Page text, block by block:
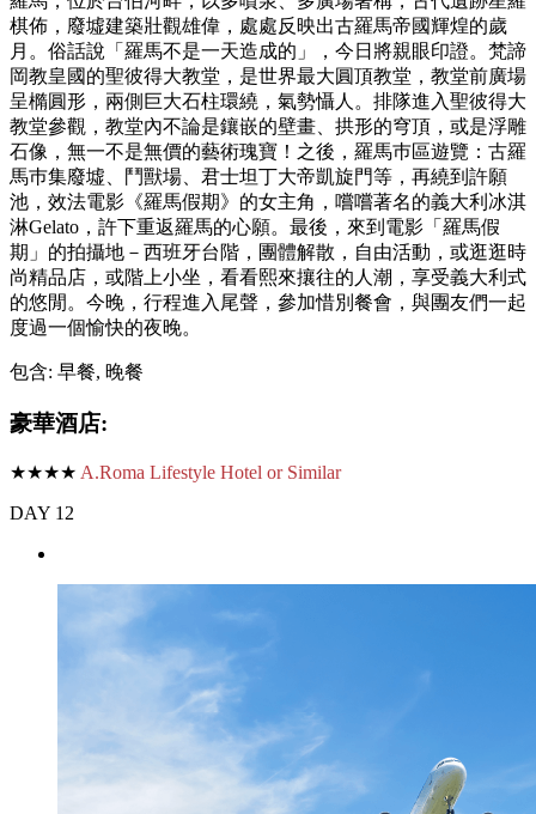
棋佈，廢墟建築壯觀雄偉，處處反映出古羅馬帝國輝煌的歲
月。俗話說「羅馬不是一天造成的」，今日將親眼印證。梵諦
岡教皇國的聖彼得大教堂，是世界最大圓頂教堂，教堂前廣場
呈橢圓形，兩側巨大石柱環繞，氣勢懾人。排隊進入聖彼得大
教堂參觀，教堂內不論是鑲嵌的壁畫、拱形的穹頂，或是浮雕
石像，無一不是無價的藝術瑰寶！之後，羅馬巿區遊覽：古羅
馬巿集廢墟、鬥獸場、君士坦丁大帝凱旋門等，再繞到許願
池，效法電影《羅馬假期》的女主角，嚐嚐著名的義大利冰淇
淋Gelato，許下重返羅馬的心願。最後，來到電影「羅馬假
期」的拍攝地－西班牙台階，團體解散，自由活動，或逛逛時
尚精品店，或階上小坐，看看熙來攘往的人潮，享受義大利式
的悠閒。今晚，行程進入尾聲，參加惜別餐會，與團友們一起
度過一個愉快的夜晚。
包含: 早餐, 晚餐
豪華酒店:
★★★★ A.Roma Lifestyle Hotel or Similar
DAY 12